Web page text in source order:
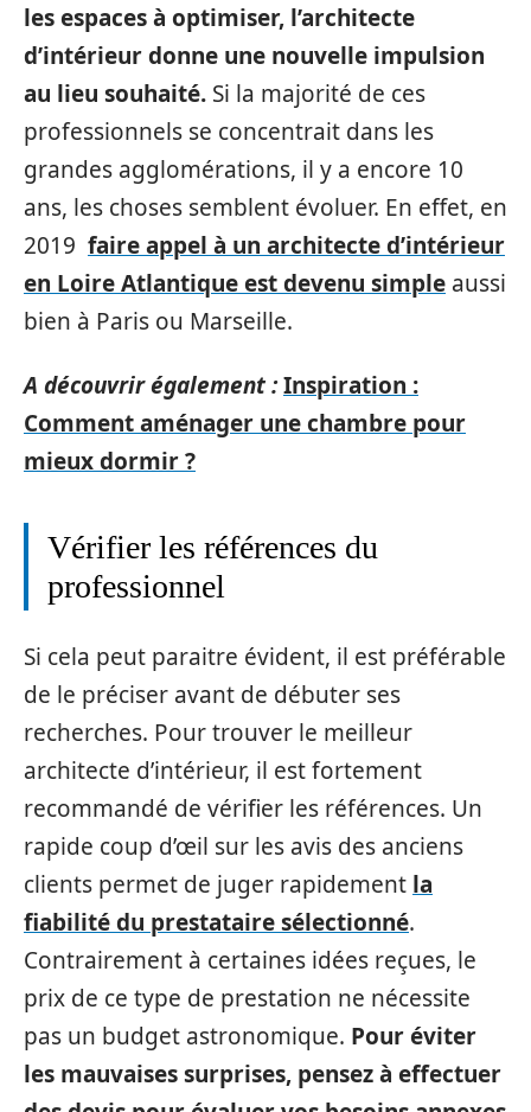
les espaces à optimiser, l’architecte
d’intérieur donne une nouvelle impulsion
au lieu souhaité. Si la majorité de ces
professionnels se concentrait dans les
grandes agglomérations, il y a encore 10
ans, les choses semblent évoluer. En effet, en
2019 faire appel à un architecte d’intérieur
en Loire Atlantique est devenu simple aussi
bien à Paris ou Marseille.
A découvrir également :Inspiration :
Comment aménager une chambre pour
mieux dormir ?
Vérifier les références du
professionnel
Si cela peut paraitre évident, il est préférable
de le préciser avant de débuter ses
recherches. Pour trouver le meilleur
architecte d’intérieur, il est fortement
recommandé de vérifier les références. Un
rapide coup d’œil sur les avis des anciens
clients permet de juger rapidement la
fiabilité du prestataire sélectionné.
Contrairement à certaines idées reçues, le
prix de ce type de prestation ne nécessite
pas un budget astronomique. Pour éviter
les mauvaises surprises, pensez à effectuer